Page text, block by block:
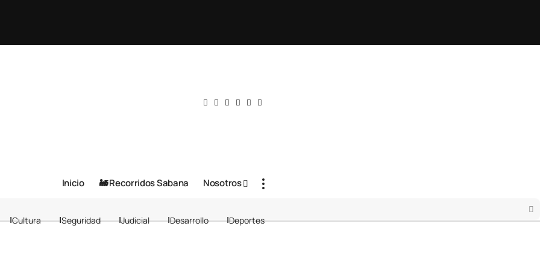
Inicio 🚂 Recorridos Sabana Nosotros
Cultura Seguridad Judicial Desarrollo Deportes